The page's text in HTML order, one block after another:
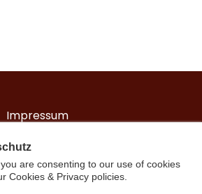
Impressum
are consenting to our use of cookies
Cookies & Privacy policies.